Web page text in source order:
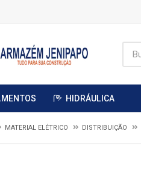
HIDRÁULICA
MATERIAL ELÉTRICO DISTRIBUIÇÃO